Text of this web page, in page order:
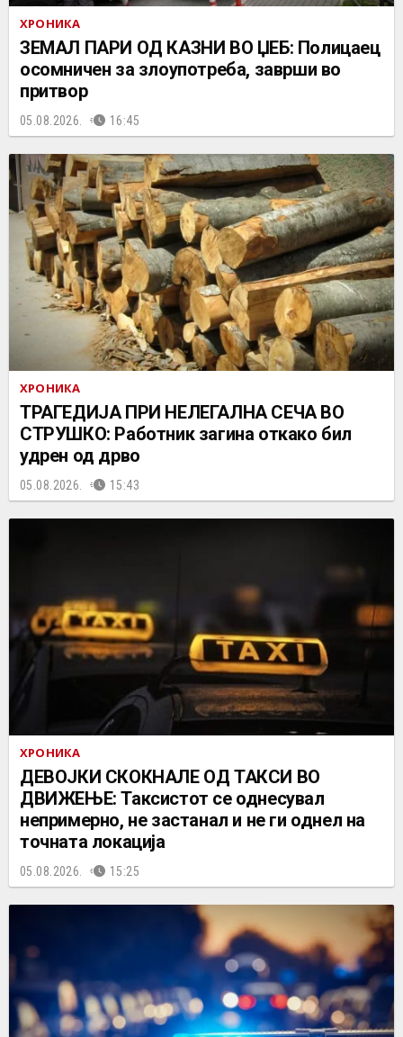
ХРОНИКА
ЗЕМАЛ ПАРИ ОД КАЗНИ ВО ЏЕБ: Полицаец
осомничен за злоупотреба, заврши во
притвор
05.08.2026. 16:45
ХРОНИКА
ТРАГЕДИЈА ПРИ НЕЛЕГАЛНА СЕЧА ВО
СТРУШКО: Работник загина откако бил
удрен од дрво
05.08.2026. 15:43
ХРОНИКА
ДЕВОЈКИ СКОКНАЛЕ ОД ТАКСИ ВО
ДВИЖЕЊЕ: Таксистот се однесувал
непримерно, не застанал и не ги однел на
точната локација
05.08.2026. 15:25